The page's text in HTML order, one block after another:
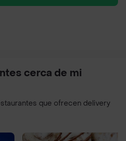
cerca de mi
que ofrecen delivery